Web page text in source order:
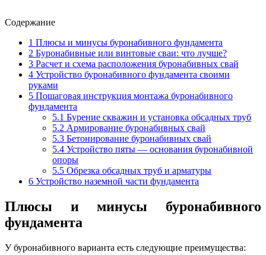
Содержание
1 Плюсы и минусы буронабивного фундамента
2 Буронабивные или винтовые сваи: что лучше?
3 Расчет и схема расположения буронабивных свай
4 Устройство буронабивного фундамента своими
руками
5 Пошаговая инструкция монтажа буронабивного
фундамента
5.1 Бурение скважин и установка обсадных труб
5.2 Армирование буронабивных свай
5.3 Бетонирование буронабивных свай
5.4 Устройство пяты — основания буронабивной
опоры
5.5 Обрезка обсадных труб и арматуры
6 Устройство наземной части фундамента
Плюсы и минусы буронабивного
фундамента
У буронабивного варианта есть следующие преимущества: